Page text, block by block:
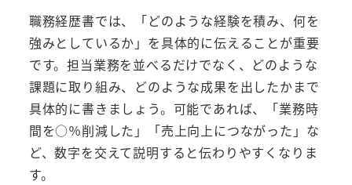
職務経歴書では、「どのような経験を積み、何を
強みとしているか」を具体的に伝えることが重要
です。担当業務を並べるだけでなく、どのような
課題に取り組み、どのような成果を出したかまで
具体的に書きましょう。可能であれば、「業務時
間を○％削減した」「売上向上につながった」な
ど、数字を交えて説明すると伝わりやすくなりま
す。